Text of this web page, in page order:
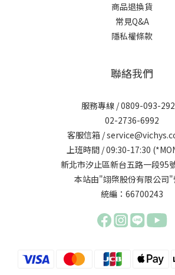
商品退換貨
常見Q&A
隱私權條款
聯絡我們
服務專線 / 0809-093-292
02-2736-6992
客服信箱 /
上班時間 / 09:30-17:30
新北市汐止區新台五路一段95
本站由"翊棨股份有限公司
統編：66700243